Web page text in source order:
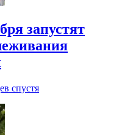
запустят
спустя